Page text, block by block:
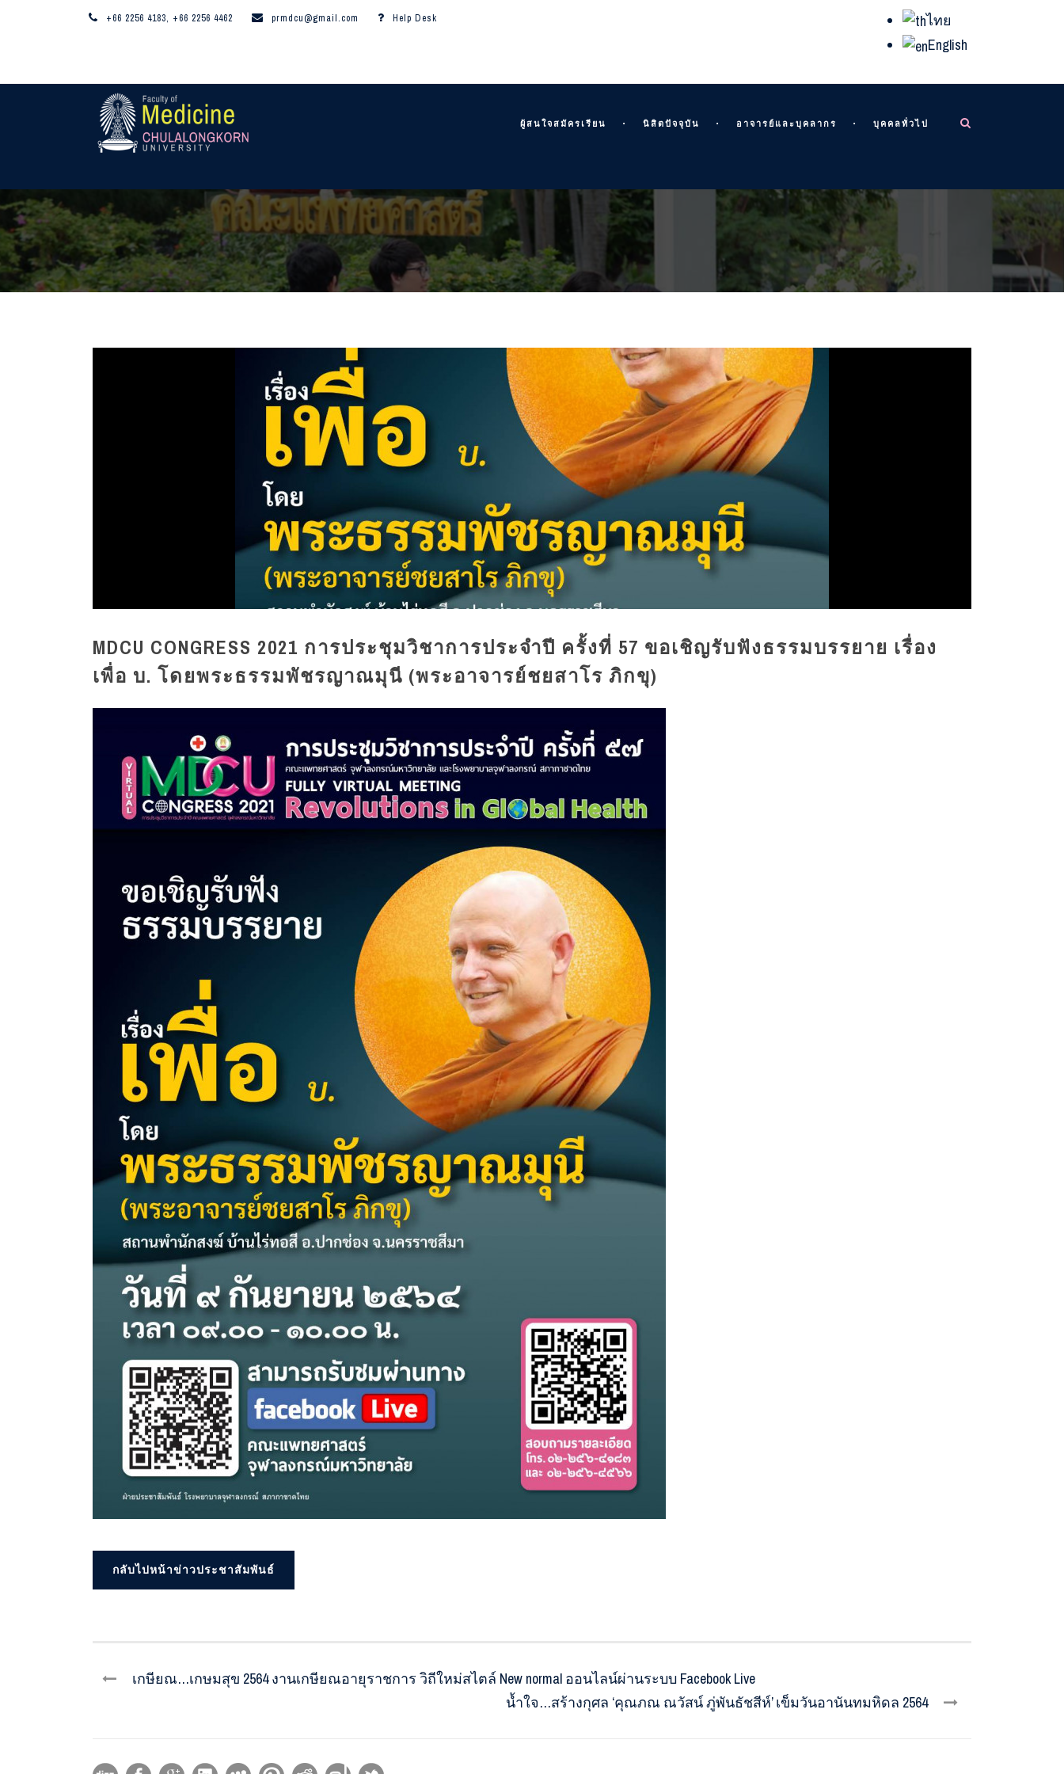
+66 2256 4183, +66 2256 4462 prmdcu@gmail.com Help Desk
ไทย
English
ผู้สนใจสมัครเรียน นิสิตปัจจุบัน อาจารย์และบุคลากร บุคคลทั่วไป
MDCU CONGRESS 2021 การประชุมวิชาการประจำปี ครั้งที่ 57 ขอเชิญรับฟังธรรมบรรยาย เรื่อง
เพื่อ บ. โดยพระธรรมพัชรญาณมุนี (พระอาจารย์ชยสาโร ภิกขุ)
กลับไปหน้าข่าวประชาสัมพันธ์
เกษียณ…เกษมสุข 2564 งานเกษียณอายุราชการ วิถีใหม่สไตล์ New normal ออนไลน์ผ่านระบบ Facebook Live
น้ำใจ…สร้างกุศล ‘คุณภณ ณวัสน์ ภู่พันธัชสีห์’ เข็มวันอานันทมหิดล 2564